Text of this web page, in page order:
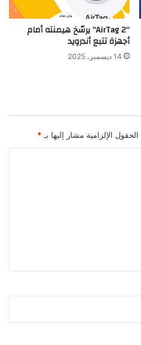
“AirTag 2” يرسّخ هيمنته أمام
أجهزة تتبع أندرويد
14 ديسمبر، 2025
الحقول الإلزامية مشار إليها بـ *